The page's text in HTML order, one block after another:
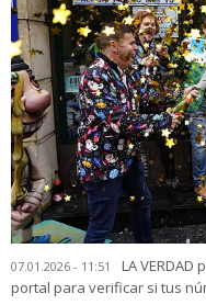
07.01.2026 - 11:51
LA
portal para verificar si tus